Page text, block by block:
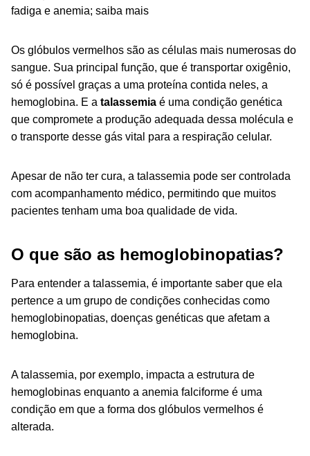
fadiga e anemia; saiba mais
Os glóbulos vermelhos são as células mais numerosas do
sangue. Sua principal função, que é transportar oxigênio,
só é possível graças a uma proteína contida neles, a
hemoglobina. E a talassemia é uma condição genética
que compromete a produção adequada dessa molécula e
o transporte desse gás vital para a respiração celular.
Apesar de não ter cura, a talassemia pode ser controlada
com acompanhamento médico, permitindo que muitos
pacientes tenham uma boa qualidade de vida.
O que são as hemoglobinopatias?
Para entender a talassemia, é importante saber que ela
pertence a um grupo de condições conhecidas como
hemoglobinopatias, doenças genéticas que afetam a
hemoglobina.
A talassemia, por exemplo, impacta a estrutura de
hemoglobinas enquanto a anemia falciforme é uma
condição em que a forma dos glóbulos vermelhos é
alterada.